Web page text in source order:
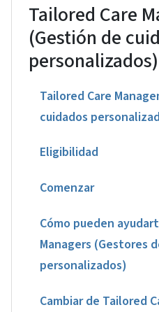
Tailored Care
(Gestión de
personalizados)
Tailored Care
cuidados
Eligibilidad
Comenzar
Cómo pueden
Managers (Gestores
personalizados)
Cambiar de Tailored